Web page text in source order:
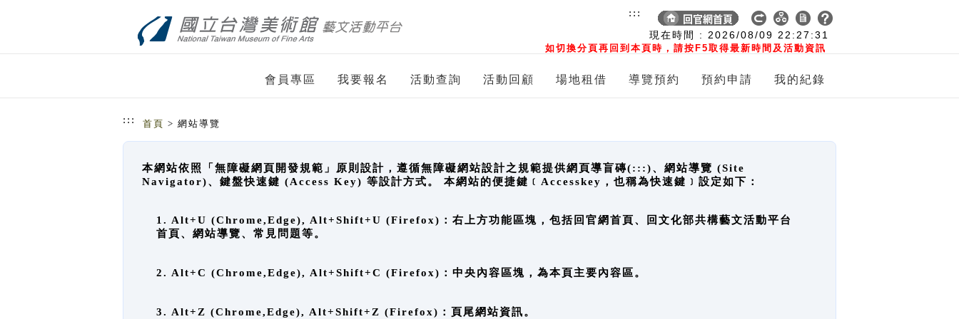
現在時間 : 2026/08/09 22:27:32
如切換分頁再回到本頁時，請按F5取得最新時間及活動資訊
:::
會員專區 我要報名 活動查詢 活動回顧 場地租借 導覽預約 預約申請 我的紀錄
::: 首頁 > 網站導覽
本網站依照「無障礙網頁開發規範」原則設計，遵循無障礙網站設計之規範提供網頁導盲磚(:::)、網站導覽 (Site
Navigator)、鍵盤快速鍵 (Access Key) 等設計方式。 本網站的便捷鍵﹝Accesskey，也稱為快速鍵﹞設定如下：
1. Alt+U (Chrome,Edge), Alt+Shift+U (Firefox)：右上方功能區塊，包括回官網首頁、回文化部共構藝文活動平台
首頁、網站導覽、常見問題等。
2. Alt+C (Chrome,Edge), Alt+Shift+C (Firefox)：中央內容區塊，為本頁主要內容區。
3. Alt+Z (Chrome,Edge), Alt+Shift+Z (Firefox)：頁尾網站資訊。